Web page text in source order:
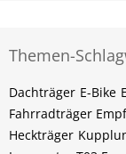
Themen-
Dachträger E-Bike
Fahrradträger
Heckträger